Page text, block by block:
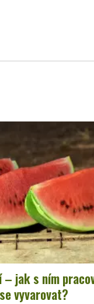
– jak s ním
vyvarovat?